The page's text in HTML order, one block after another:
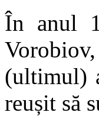
În anul
(ultimul)
reușit să